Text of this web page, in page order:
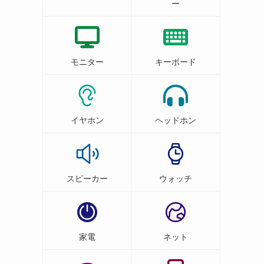
ー
モニター キーボード
イヤホン ヘッドホン
スピーカー ウォッチ
家電 ネット